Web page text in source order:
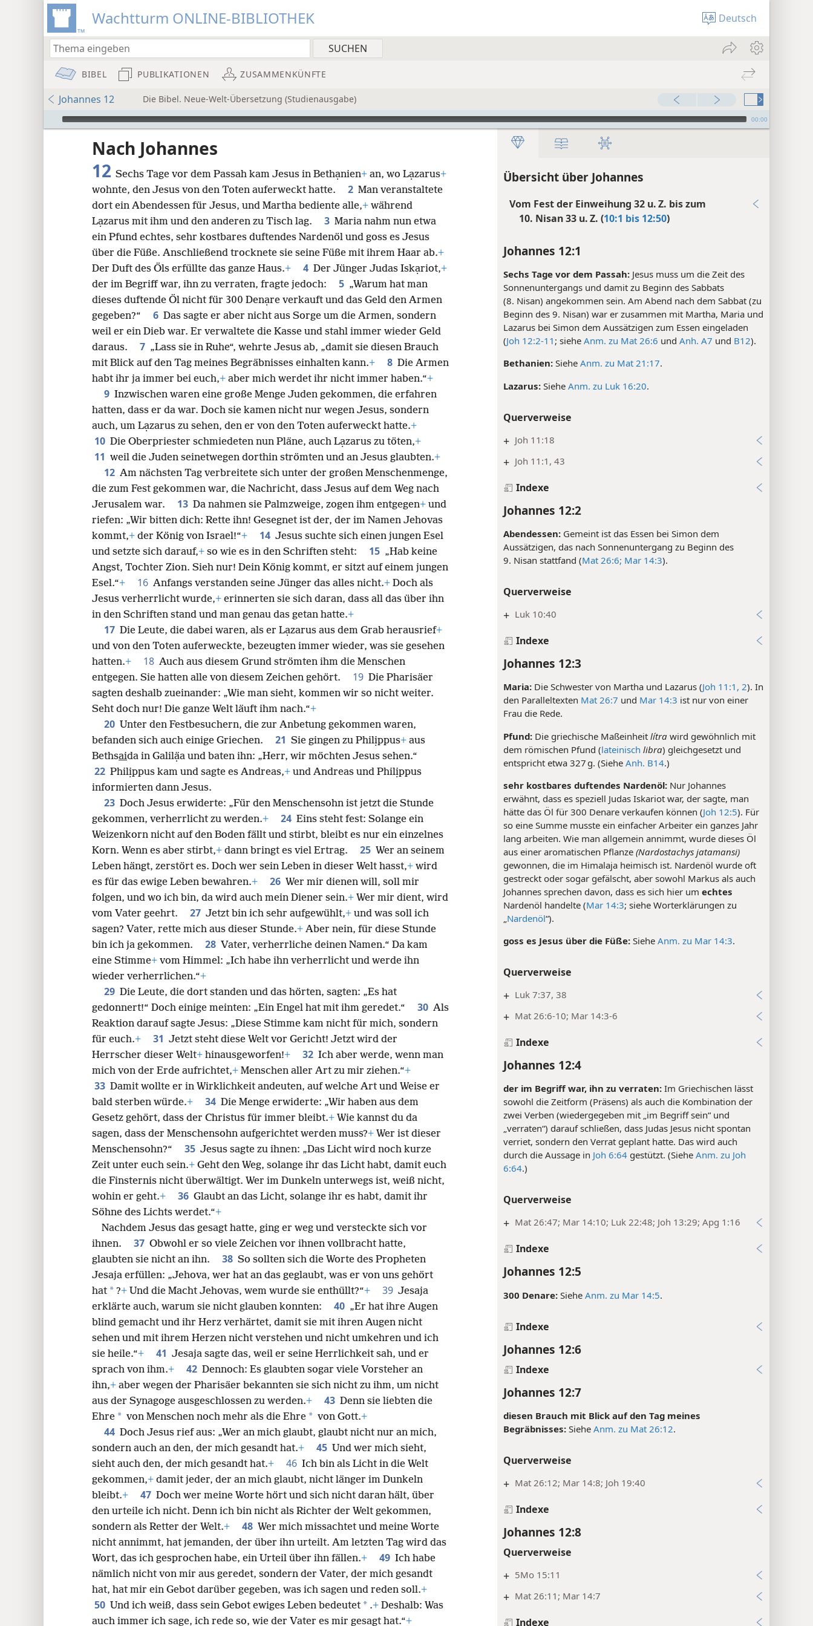
Wachtturm ONLINE-BIBLIOTHEK Deutsch
BIBEL PUBLIKATIONEN ZUSAMMENKÜNFTE
Johannes 12 Die Bibel. Neue-Welt-Übersetzung (Studienausgabe)
Audio Player 00:00
Übersicht über Johannes
Vom Fest der Einweihung 32 u. Z. bis zum
10. Nisan 33 u. Z. (10:1 bis 12:50)
Johannes 12:1
Sechs Tage vor dem Passah: Jesus muss um die Zeit des
Sonnenuntergangs und damit zu Beginn des Sabbats
(8. Nisan) angekommen sein. Am Abend nach dem Sabbat (zu
Beginn des 9. Nisan) war er zusammen mit Martha, Maria und
Lazarus bei Simon dem Aussätzigen zum Essen eingeladen
(Joh 12:2-11 ; siehe Anm. zu Mat 26:6 und Anh. A7 und B12).
Bethanien: Siehe Anm. zu Mat 21:17.
Lazarus: Siehe Anm. zu Luk 16:20.
Querverweise
+ Joh 11:18
+ Joh 11:1, 43
Indexe
Johannes 12:2
Abendessen: Gemeint ist das Essen bei Simon dem
Aussätzigen, das nach Sonnenuntergang zu Beginn des
9. Nisan stattfand (Mat 26:6; Mar 14:3).
Querverweise
+ Luk 10:40
Indexe
Johannes 12:3
Maria: Die Schwester von Martha und Lazarus (Joh 11:1, 2). In
den Paralleltexten Mat 26:7 und Mar 14:3 ist nur von einer
Frau die Rede.
Pfund: Die griechische Maßeinheit lítra wird gewöhnlich mit
dem römischen Pfund (lateinisch libra) gleichgesetzt und
entspricht etwa 327 g. (Siehe Anh. B14.)
sehr kostbares duftendes Nardenöl: Nur Johannes
erwähnt, dass es speziell Judas Iskariot war, der sagte, man
hätte das Öl für 300 Denare verkaufen können (Joh 12:5). Für
so eine Summe musste ein einfacher Arbeiter ein ganzes Jahr
lang arbeiten. Wie man allgemein annimmt, wurde dieses Öl
aus einer aromatischen Pflanze (Nardostachys jatamansi)
gewonnen, die im Himalaja heimisch ist. Nardenöl wurde oft
gestreckt oder sogar gefälscht, aber sowohl Markus als auch
Johannes sprechen davon, dass es sich hier um echtes
Nardenöl handelte (Mar 14:3; siehe Worterklärungen zu
Nardenöl“).
goss es Jesus über die Füße: Siehe Anm. zu Mar 14:3.
Querverweise
+ Luk 7:37, 38
+ Mat 26:6-10; Mar 14:3-6
Indexe
Johannes 12:4
der im Begriff war, ihn zu verraten: Im Griechischen lässt
sowohl die Zeitform (Präsens) als auch die Kombination der
zwei Verben (wiedergegeben mit „im Begriff sein“ und
„verraten“) darauf schließen, dass Judas Jesus nicht spontan
verriet, sondern den Verrat geplant hatte. Das wird auch
durch die Aussage in Joh 6:64 gestützt. (Siehe Anm. zu Joh
6:64.)
Querverweise
+ Mat 26:47; Mar 14:10; Luk 22:48; Joh 13:29; Apg 1:16
Indexe
Johannes 12:5
300 Denare: Siehe Anm. zu Mar 14:5.
Indexe
Johannes 12:6
Indexe
Johannes 12:7
diesen Brauch mit Blick auf den Tag meines
Begräbnisses: Siehe Anm. zu Mat 26:12.
Querverweise
+ Mat 26:12; Mar 14:8; Joh 19:40
Indexe
Johannes 12:8
Querverweise
+ 5Mo 15:11
+ Mat 26:11; Mar 14:7
Indexe
Nach Johannes
12 Sechs Tage vor dem Passah kam Jesus in Bethạnien+ an, wo Lạzarus+
wohnte, den Jesus von den Toten auferweckt hatte.
2 Man veranstaltete
dort ein Abendessen für Jesus, und Martha bediente alle,+ während
Lạzarus mit ihm und den anderen zu Tisch lag.
3 Maria nahm nun etwa
ein Pfund echtes, sehr kostbares duftendes Nardenöl und goss es Jesus
über die Füße. Anschließend trocknete sie seine Füße mit ihrem Haar ab.+
Der Duft des Öls erfüllte das ganze Haus.+ 4 Der Jünger Judas Iskạriot,+
der im Begriff war, ihn zu verraten, fragte jedoch:
5 „Warum hat man
dieses duftende Öl nicht für 300 Denạre verkauft und das Geld den Armen
gegeben?“
6 Das sagte er aber nicht aus Sorge um die Armen, sondern
weil er ein Dieb war. Er verwaltete die Kasse und stahl immer wieder Geld
daraus.
7 „Lass sie in Ruhe“, wehrte Jesus ab, „damit sie diesen Brauch
mit Blick auf den Tag meines Begräbnisses einhalten kann.+ 8 Die Armen
habt ihr ja immer bei euch,+ aber mich werdet ihr nicht immer haben.“+
9 Inzwischen waren eine große Menge Juden gekommen, die erfahren
hatten, dass er da war. Doch sie kamen nicht nur wegen Jesus, sondern
auch, um Lạzarus zu sehen, den er von den Toten auferweckt hatte.+
10 Die Oberpriester schmiedeten nun Pläne, auch Lạzarus zu töten,+
11 weil die Juden seinetwegen dorthin strömten und an Jesus glaubten.+
12 Am nächsten Tag verbreitete sich unter der großen Menschenmenge,
die zum Fest gekommen war, die Nachricht, dass Jesus auf dem Weg nach
Jerusalem war.
13 Da nahmen sie Palmzweige, zogen ihm entgegen+ und
riefen: „Wir bitten dich: Rette ihn! Gesegnet ist der, der im Namen Jehovas
kommt,+ der König von Israel!“+ 14 Jesus suchte sich einen jungen Esel
und setzte sich darauf,+ so wie es in den Schriften steht: 15 „Hab keine
Angst, Tochter Zion. Sieh nur! Dein König kommt, er sitzt auf einem jungen
Esel.“+ 16 Anfangs verstanden seine Jünger das alles nicht.+ Doch als
Jesus verherrlicht wurde,+ erinnerten sie sich daran, dass all das über ihn
in den Schriften stand und man genau das getan hatte.+
17 Die Leute, die dabei waren, als er Lạzarus aus dem Grab herausrief+
und von den Toten auferweckte, bezeugten immer wieder, was sie gesehen
hatten.+ 18 Auch aus diesem Grund strömten ihm die Menschen
entgegen. Sie hatten alle von diesem Zeichen gehört.
19 Die Pharisäer
sagten deshalb zueinander: „Wie man sieht, kommen wir so nicht weiter.
Seht doch nur! Die ganze Welt läuft ihm nach.“+
20 Unter den Festbesuchern, die zur Anbetung gekommen waren,
befanden sich auch einige Griechen.
21 Sie gingen zu Philịppus+ aus
Bethsaida in Galilạ̈a und baten ihn: „Herr, wir möchten Jesus sehen.“
22 Philịppus kam und sagte es Andreas,+ und Andreas und Philịppus
informierten dann Jesus.
23 Doch Jesus erwiderte: „Für den Menschensohn ist jetzt die Stunde
gekommen, verherrlicht zu werden.+ 24 Eins steht fest: Solange ein
Weizenkorn nicht auf den Boden fällt und stirbt, bleibt es nur ein einzelnes
Korn. Wenn es aber stirbt,+ dann bringt es viel Ertrag. 25 Wer an seinem
Leben hängt, zerstört es. Doch wer sein Leben in dieser Welt hasst,+ wird
es für das ewige Leben bewahren.+ 26 Wer mir dienen will, soll mir
folgen, und wo ich bin, da wird auch mein Diener sein.+ Wer mir dient, wird
vom Vater geehrt.
27 Jetzt bin ich sehr aufgewühlt,+ und was soll ich
sagen? Vater, rette mich aus dieser Stunde.+ Aber nein, für diese Stunde
bin ich ja gekommen.
28 Vater, verherrliche deinen Namen.“ Da kam
eine Stimme+ vom Himmel: „Ich habe ihn verherrlicht und werde ihn
wieder verherrlichen.“+
29 Die Leute, die dort standen und das hörten, sagten: „Es hat
gedonnert!“ Doch einige meinten: „Ein Engel hat mit ihm geredet.“
30 Als
Reaktion darauf sagte Jesus: „Diese Stimme kam nicht für mich, sondern
für euch.+ 31 Jetzt steht diese Welt vor Gericht! Jetzt wird der
Herrscher dieser Welt+ hinausgeworfen!+ 32 Ich aber werde, wenn man
mich von der Erde aufrichtet,+ Menschen aller Art zu mir ziehen.“+
33 Damit wollte er in Wirklichkeit andeuten, auf welche Art und Weise er
bald sterben würde.+ 34 Die Menge erwiderte: „Wir haben aus dem
Gesetz gehört, dass der Christus für immer bleibt.+ Wie kannst du da
sagen, dass der Menschensohn aufgerichtet werden muss?+ Wer ist dieser
Menschensohn?“
35 Jesus sagte zu ihnen: „Das Licht wird noch kurze
Zeit unter euch sein.+ Geht den Weg, solange ihr das Licht habt, damit euch
die Finsternis nicht überwältigt. Wer im Dunkeln unterwegs ist, weiß nicht,
wohin er geht.+ 36 Glaubt an das Licht, solange ihr es habt, damit ihr
Söhne des Lichts werdet.“+
Nachdem Jesus das gesagt hatte, ging er weg und versteckte sich vor
ihnen.
37 Obwohl er so viele Zeichen vor ihnen vollbracht hatte,
glaubten sie nicht an ihn.
38 So sollten sich die Worte des Propheten
Jesaja erfüllen: „Jehova, wer hat an das geglaubt, was er von uns gehört
hat * ?+ Und die Macht Jehovas, wem wurde sie enthüllt?“+ 39 Jesaja
erklärte auch, warum sie nicht glauben konnten:
40 „Er hat ihre Augen
blind gemacht und ihr Herz verhärtet, damit sie mit ihren Augen nicht
sehen und mit ihrem Herzen nicht verstehen und nicht umkehren und ich
sie heile.“+ 41 Jesaja sagte das, weil er seine Herrlichkeit sah, und er
sprach von ihm.+ 42 Dennoch: Es glaubten sogar viele Vorsteher an
ihn,+ aber wegen der Pharisäer bekannten sie sich nicht zu ihm, um nicht
aus der Synagoge ausgeschlossen zu werden.+ 43 Denn sie liebten die
Ehre * von Menschen noch mehr als die Ehre * von Gott.+
44 Doch Jesus rief aus: „Wer an mich glaubt, glaubt nicht nur an mich,
sondern auch an den, der mich gesandt hat.+ 45 Und wer mich sieht,
sieht auch den, der mich gesandt hat.+ 46 Ich bin als Licht in die Welt
gekommen,+ damit jeder, der an mich glaubt, nicht länger im Dunkeln
bleibt.+ 47 Doch wer meine Worte hört und sich nicht daran hält, über
den urteile ich nicht. Denn ich bin nicht als Richter der Welt gekommen,
sondern als Retter der Welt.+ 48 Wer mich missachtet und meine Worte
nicht annimmt, hat jemanden, der über ihn urteilt. Am letzten Tag wird das
Wort, das ich gesprochen habe, ein Urteil über ihn fällen.+ 49 Ich habe
nämlich nicht von mir aus geredet, sondern der Vater, der mich gesandt
hat, hat mir ein Gebot darüber gegeben, was ich sagen und reden soll.+
50 Und ich weiß, dass sein Gebot ewiges Leben bedeutet * .+ Deshalb: Was
auch immer ich sage, ich rede so, wie der Vater es mir gesagt hat.“+